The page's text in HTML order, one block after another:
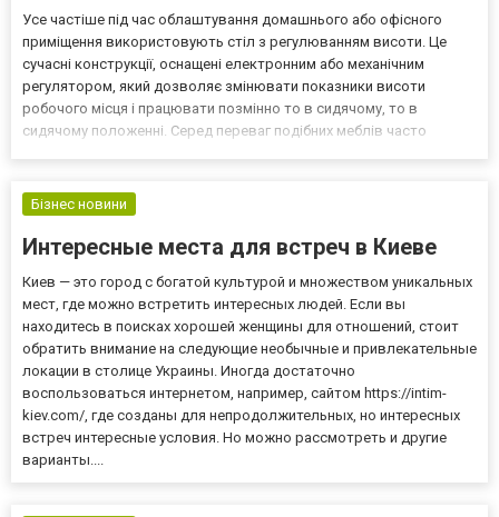
Усе частіше під час облаштування домашнього або офісного
приміщення використовують стіл з регулюванням висоти. Це
сучасні конструкції, оснащені електронним або механічним
регулятором, який дозволяє змінювати показники висоти
робочого місця і працювати позмінно то в сидячому, то в
сидячому положенні. Серед переваг подібних меблів часто
регулюванням...
Бізнес новини
Интересные места для встреч в Киеве
Киев — это город с богатой культурой и множеством уникальных
мест, где можно встретить интересных людей. Если вы
находитесь в поисках хорошей женщины для отношений, стоит
обратить внимание на следующие необычные и привлекательные
локации в столице Украины. Иногда достаточно
воспользоваться интернетом, например, сайтом https://intim-
kiev.com/, где созданы для непродолжительных, но интересных
встреч интересные условия. Но можно рассмотреть и другие
варианты....